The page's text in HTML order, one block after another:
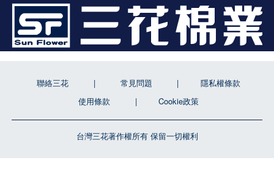
台灣三花著作權所有 保留一切權利
聯絡三花 常見問題
隱私權條款
使用條款
Cookie政策